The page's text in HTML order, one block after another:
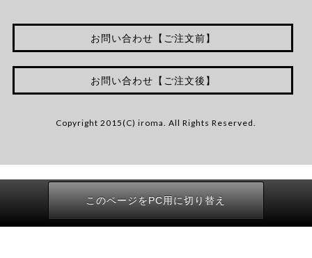
お問い合わせ【ご注文前】
お問い合わせ【ご注文後】
Copyright 2015(C) iroma. All Rights Reserved.
このページをPC用に切り替え